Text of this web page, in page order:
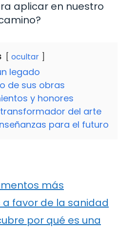
aplicar en nuestro
ocultar
legado
de sus obras
y honores
transformador del arte
para el futuro
más
favor de la sanidad
por qué es una